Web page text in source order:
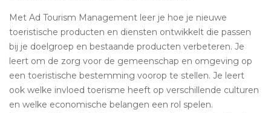
Met Ad Tourism Management leer je hoe je nieuwe
toeristische producten en diensten ontwikkelt die passen
bij je doelgroep en bestaande producten verbeteren. Je
leert om de zorg voor de gemeenschap en omgeving op
een toeristische bestemming voorop te stellen. Je leert
ook welke invloed toerisme heeft op verschillende culturen
en welke economische belangen een rol spelen.